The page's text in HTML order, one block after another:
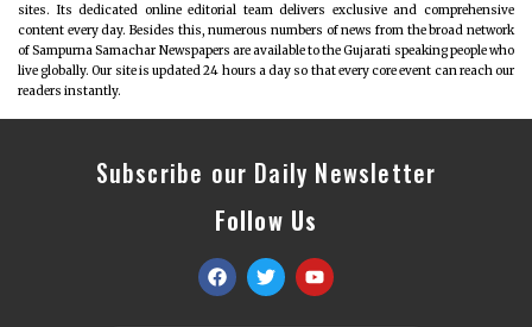
sites. Its dedicated online editorial team delivers exclusive and comprehensive
content every day. Besides this, numerous numbers of news from the broad network
of Sampurna Samachar Newspapers are available to the Gujarati speaking people who
live globally. Our site is updated 24 hours a day so that every core event can reach our
readers instantly.
Subscribe our Daily Newsletter
Follow Us